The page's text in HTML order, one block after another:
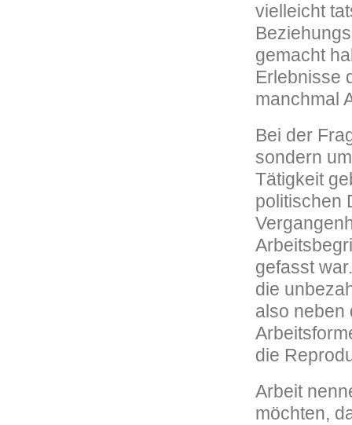
vielleicht
gemacht
Erlebnisse
manchmal
Bei der
sondern
Tätigkeit
politischen
gefasst
die
also neben
die
Arbeit
möchten,